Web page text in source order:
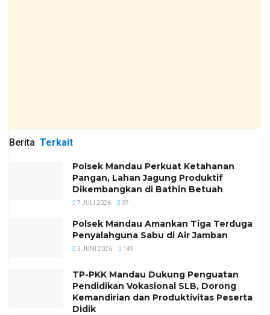
Berita Terkait
Polsek Mandau Perkuat Ketahanan
Pangan, Lahan Jagung Produktif
Dikembangkan di Bathin Betuah
7 JULI 2026 37
Polsek Mandau Amankan Tiga Terduga
Penyalahguna Sabu di Air Jamban
3 JUNI 2026 149
TP-PKK Mandau Dukung Penguatan
Pendidikan Vokasional SLB, Dorong
Kemandirian dan Produktivitas Peserta
Didik